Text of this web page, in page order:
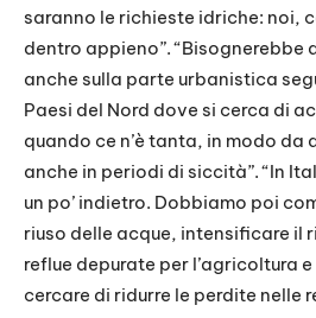
saranno le richieste idriche: noi,
dentro appieno”. “Bisognerebbe
anche sulla parte urbanistica
Paesi del Nord dove si cerca di
quando ce n’è tanta, in modo
anche in periodi di siccità”. “In
un po’ indietro. Dobbiamo poi
riuso delle acque, intensificare il
reflue depurate per l’agricoltura e
cercare di ridurre le perdite nelle